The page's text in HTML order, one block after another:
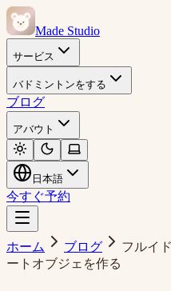
Made Studio
サービス
バドミントンをする
ブログ
アバウト
日本語
今すぐ予約
ホーム ブログ
フルイ
ートオブジェを作る